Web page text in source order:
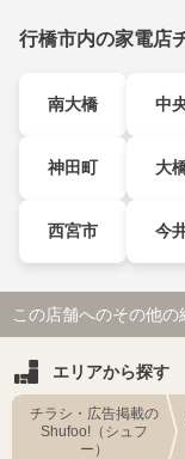
行橋市内の家電店
南大橋 中
神田町 大
西宮市 今
この店舗へのその他の
エリアから探す
チラシ・広告掲載の
Shufoo!（シュフ
ー）